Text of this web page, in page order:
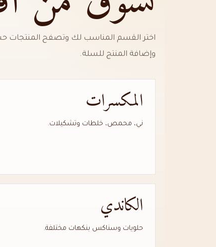
اختر القسم المناسب لك وتصفح المنتجات
وإضافة المنتج للسلة.
المكسرات
ني، محمص، خلطات وتشكيلات.
الكاندي
حلويات وسناكس بنكهات مختلفة.